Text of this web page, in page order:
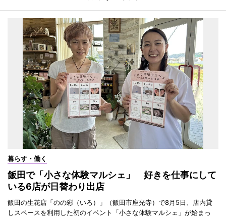
暮らす・働く
飯田で「小さな体験マルシェ」 好きを仕事にして
いる6店が日替わり出店
飯田の生花店「のの彩（いろ）」（飯田市座光寺）で8月5日、店内貸
しスペースを利用した初のイベント「小さな体験マルシェ」が始まっ